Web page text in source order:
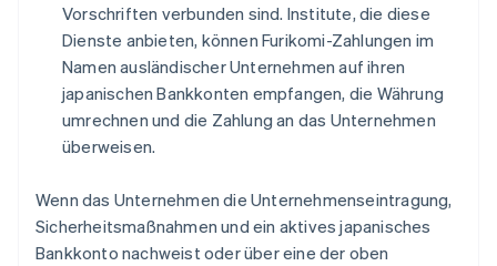
Vorschriften verbunden sind. Institute, die diese
Dienste anbieten, können Furikomi-Zahlungen im
Namen ausländischer Unternehmen auf ihren
japanischen Bankkonten empfangen, die Währung
umrechnen und die Zahlung an das Unternehmen
überweisen.
Wenn das Unternehmen die Unternehmenseintragung,
Sicherheitsmaßnahmen und ein aktives japanisches
Bankkonto nachweist oder über eine der oben